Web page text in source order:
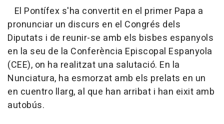
El Pontífex s'ha convertit en el primer Papa a
pronunciar un discurs en el Congrés dels
Diputats i de reunir-se amb els bisbes espanyols
en la seu de la Conferència Episcopal Espanyola
(CEE), on ha realitzat una salutació. En la
Nunciatura, ha esmorzat amb els prelats en un
en cuentro llarg, al que han arribat i han eixit amb
autobús.